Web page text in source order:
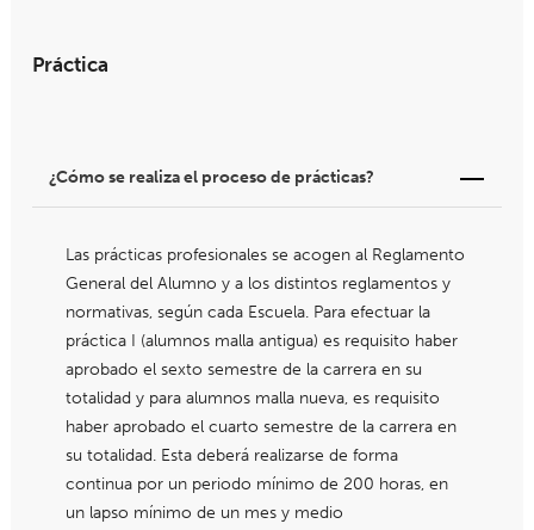
Práctica
¿Cómo se realiza el proceso de prácticas?
Las prácticas profesionales se acogen al Reglamento
General del Alumno y a los distintos reglamentos y
normativas, según cada Escuela. Para efectuar la
práctica I (alumnos malla antigua) es requisito haber
aprobado el sexto semestre de la carrera en su
totalidad y para alumnos malla nueva, es requisito
haber aprobado el cuarto semestre de la carrera en
su totalidad. Esta deberá realizarse de forma
continua por un periodo mínimo de 200 horas, en
un lapso mínimo de un mes y medio